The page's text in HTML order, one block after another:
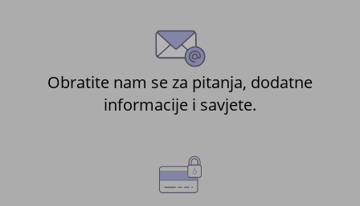
Obratite nam se za pitanja, dodatne
informacije i savjete.